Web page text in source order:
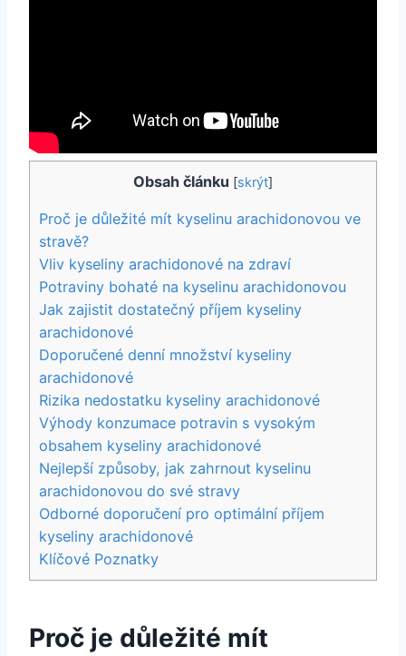
Obsah článku [skrýt]
Proč je důležité mít kyselinu arachidonovou ve
stravě?
Vliv kyseliny arachidonové na zdraví
Potraviny bohaté na kyselinu arachidonovou
Jak zajistit dostatečný příjem kyseliny
arachidonové
Doporučené denní množství kyseliny
arachidonové
Rizika nedostatku kyseliny arachidonové
Výhody konzumace potravin s vysokým
obsahem kyseliny arachidonové
Nejlepší způsoby, jak zahrnout kyselinu
arachidonovou do své stravy
Odborné doporučení pro optimální příjem
kyseliny arachidonové
Klíčové Poznatky
Proč je důležité mít